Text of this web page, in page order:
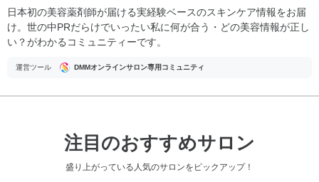
日本初の美容薬剤師が届ける実経験ベースのスキンケア情報をお届
け。世の中PRだらけでいったい私に何が合う・どの美容情報が正し
い？がわかるコミュニティーです。
運営ツール DMMオンラインサロン専用コミュニティ
注目のおすすめサロン
盛り上がっている人気のサロンをピックアップ！